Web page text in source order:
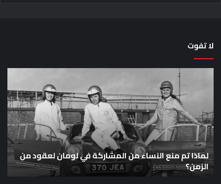
لا تفوت
لماذا
من
المشاركة
في
لومان
لعقود
من
الزمن؟
لماذا تم منع النساء من المشاركة في لومان لعقود من
الزمن؟